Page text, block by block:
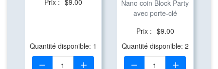
Quantité disponible: 1
Quantité:
Nano coin Block Party
avec porte-clé
Prix : $9.00
Quantité disponible: 2
Quantité: